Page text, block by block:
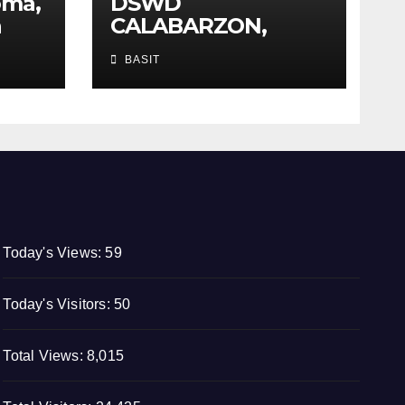
CALABARZON,
sapat na relief
supplies para sa
BASIT
Today's Views:59
Today's Visitors: 50
Total Views: 8,015